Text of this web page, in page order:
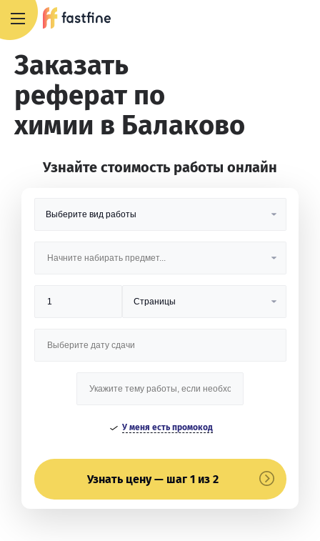
Заказать
реферат по
химии в Балаково
Узнайте стоимость работы онлайн
У меня есть промокод
Узнать цену — шаг 1 из 2